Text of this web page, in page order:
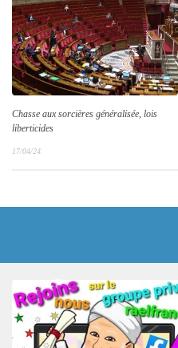
Chasse aux sorcières généralisée, lois
liberticides
17/04/24